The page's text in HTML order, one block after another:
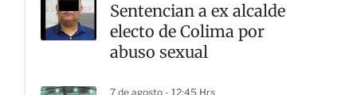
Sentencian a ex alcalde
electo de Colima por
abuso sexual
7 de agosto - 12:45 Hrs